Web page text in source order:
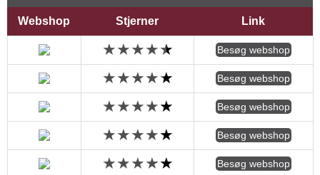
Webshop Stjerner Link
Besøg webshop
Besøg webshop
Besøg webshop
Besøg webshop
Besøg webshop